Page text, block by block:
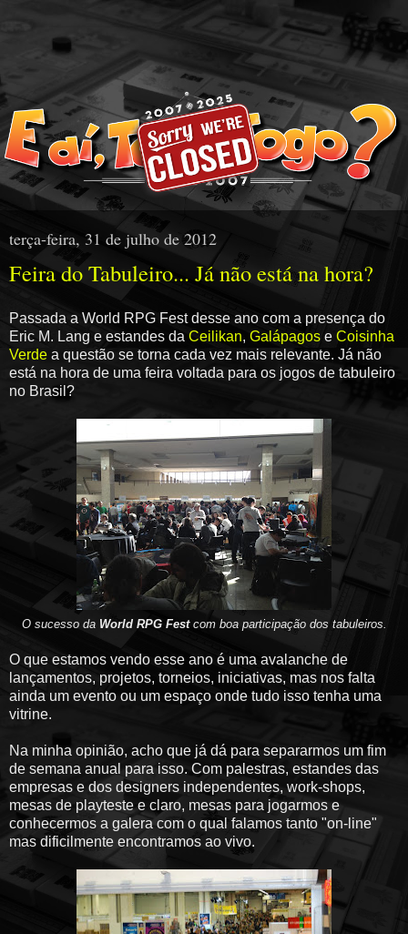
terça-feira, 31 de julho de 2012
Feira do Tabuleiro... Já não está na hora?
Passada a World RPG Fest desse ano com a presença do
Eric M. Lang e estandes da Ceilikan, Galápagos e Coisinha
Verde a questão se torna cada vez mais relevante. Já não
está na hora de uma feira voltada para os jogos de tabuleiro
no Brasil?
O sucesso da World RPG Festcom boa participação dos tabuleiros.
O que estamos vendo esse ano é uma avalanche de
lançamentos, projetos, torneios, iniciativas, mas nos falta
ainda um evento ou um espaço onde tudo isso tenha uma
vitrine.
Na minha opinião, acho que já dá para separarmos um fim
de semana anual para isso. Com palestras, estandes das
empresas e dos designers independentes, work-shops,
mesas de playteste e claro, mesas para jogarmos e
conhecermos a galera com o qual falamos tanto "on-line"
mas dificilmente encontramos ao vivo.